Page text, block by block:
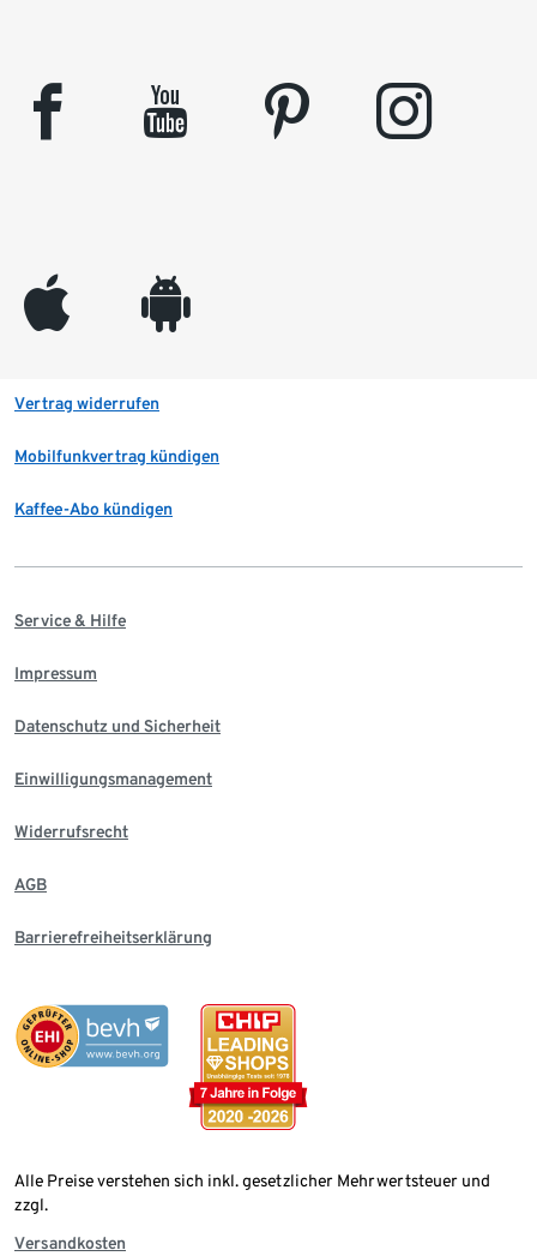
facebook youtube pinterest instagram
appleinc android
Vertrag widerrufen
Mobilfunkvertrag kündigen
Kaffee-Abo kündigen
Service & Hilfe
Impressum
Datenschutz und Sicherheit
Einwilligungsmanagement
Widerrufsrecht
AGB
Barrierefreiheitserklärung
Alle Preise verstehen sich inkl. gesetzlicher Mehrwertsteuer und
zzgl.
Versandkosten